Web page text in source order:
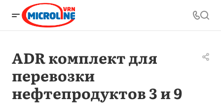
ADR комплект для
перевозки
нефтепродуктов 3 и 9